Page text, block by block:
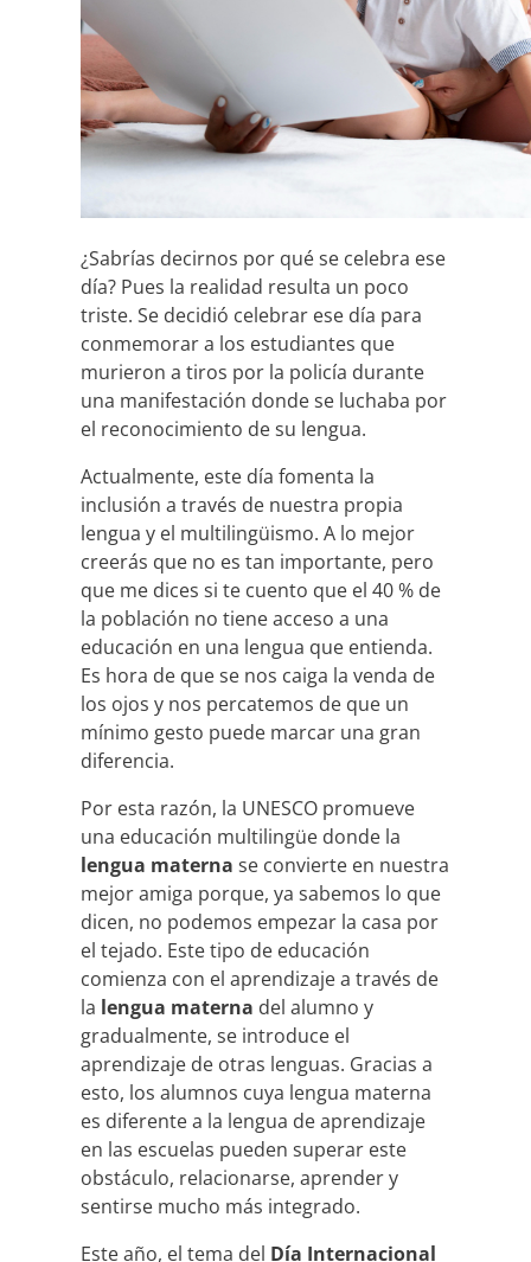
¿Sabrías decirnos por qué se celebra ese
día? Pues la realidad resulta un poco
triste. Se decidió celebrar ese día para
conmemorar a los estudiantes que
murieron a tiros por la policía durante
una manifestación donde se luchaba por
el reconocimiento de su lengua.
Actualmente, este día fomenta la
inclusión a través de nuestra propia
lengua y el multilingüismo. A lo mejor
creerás que no es tan importante, pero
que me dices si te cuento que el 40 % de
la población no tiene acceso a una
educación en una lengua que entienda.
Es hora de que se nos caiga la venda de
los ojos y nos percatemos de que un
mínimo gesto puede marcar una gran
diferencia.
Por esta razón, la UNESCO promueve
una educación multilingüe donde la
lengua materna se convierte en nuestra
mejor amiga porque, ya sabemos lo que
dicen, no podemos empezar la casa por
el tejado. Este tipo de educación
comienza con el aprendizaje a través de
la lengua materna del alumno y
gradualmente, se introduce el
aprendizaje de otras lenguas. Gracias a
esto, los alumnos cuya lengua materna
es diferente a la lengua de aprendizaje
en las escuelas pueden superar este
obstáculo, relacionarse, aprender y
sentirse mucho más integrado.
Este año, el tema del Día Internacional